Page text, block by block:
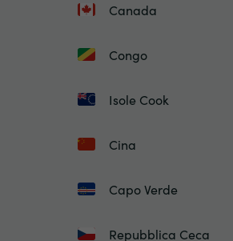
Canada
Congo
Isole Cook
Cina
Capo Verde
Repubblica Ceca